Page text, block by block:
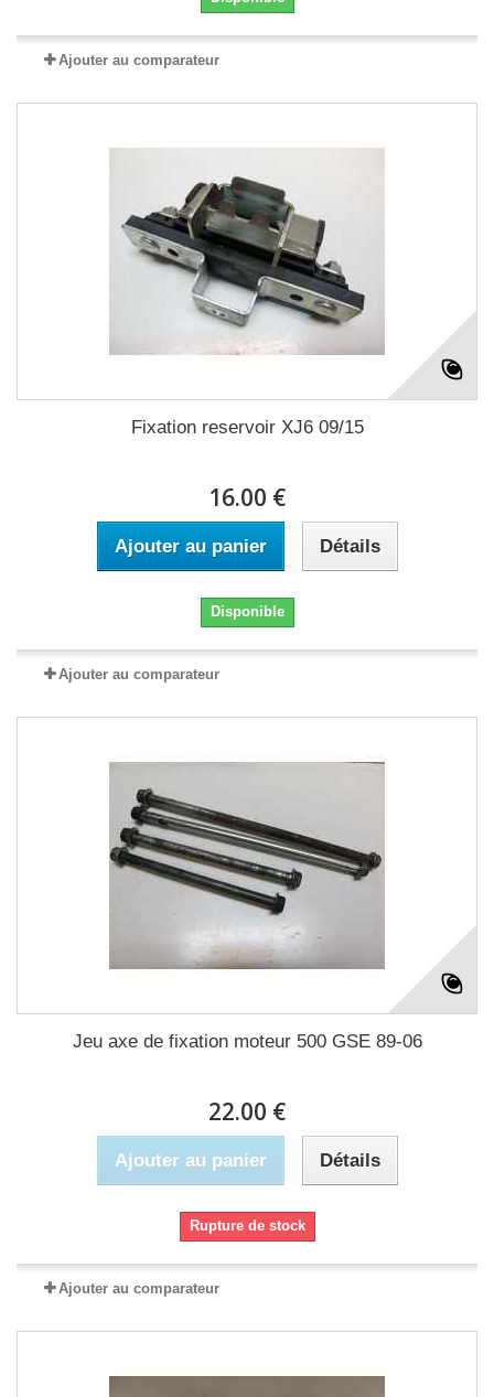
Ajouter au comparateur
Fixation reservoir XJ6 09/15
16.00 €
Ajouter au panier Détails
Disponible
Ajouter au comparateur
Jeu axe de fixation moteur 500 GSE 89-06
22.00 €
Ajouter au panier Détails
Rupture de stock
Ajouter au comparateur